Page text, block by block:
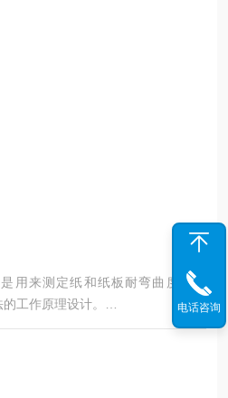
用来测定纸和纸板耐弯曲度（挺
工作原理设计。
的，即变曲一片垂直夹住的试样的
单位为mN.m。
电话咨询